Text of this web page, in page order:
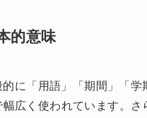
的意味
的に「用語」「期間」「
広く使われています。